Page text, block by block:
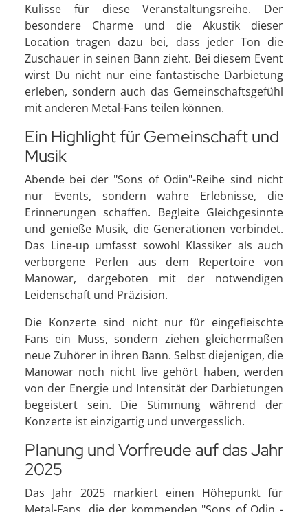
Kulisse für diese Veranstaltungsreihe. Der
besondere Charme und die Akustik dieser
Location tragen dazu bei, dass jeder Ton die
Zuschauer in seinen Bann zieht. Bei diesem Event
wirst Du nicht nur eine fantastische Darbietung
erleben, sondern auch das Gemeinschaftsgefühl
mit anderen Metal-Fans teilen können.
Ein Highlight für Gemeinschaft und
Musik
Abende bei der "Sons of Odin"-Reihe sind nicht
nur Events, sondern wahre Erlebnisse, die
Erinnerungen schaffen. Begleite Gleichgesinnte
und genieße Musik, die Generationen verbindet.
Das Line-up umfasst sowohl Klassiker als auch
verborgene Perlen aus dem Repertoire von
Manowar, dargeboten mit der notwendigen
Leidenschaft und Präzision.
Die Konzerte sind nicht nur für eingefleischte
Fans ein Muss, sondern ziehen gleichermaßen
neue Zuhörer in ihren Bann. Selbst diejenigen, die
Manowar noch nicht live gehört haben, werden
von der Energie und Intensität der Darbietungen
begeistert sein. Die Stimmung während der
Konzerte ist einzigartig und unvergesslich.
Planung und Vorfreude auf das Jahr
2025
Das Jahr 2025 markiert einen Höhepunkt für